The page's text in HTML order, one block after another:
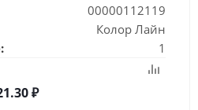
00000112119
Колор Лайн
1